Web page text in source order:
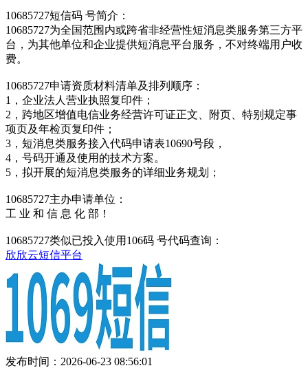
10685727短信码 号简介：
10685727为全国范围内或跨省非经营性短消息类服务第三方平
台，为其他单位和企业提供短消息平台服务，不对终端用户收
费。
10685727申请资质材料清单及排列顺序：
1，企业法人营业执照复印件；
2，跨地区增值电信业务经营许可证正文、附页、特别规定事
项页及年检页复印件；
3，短消息类服务接入代码申请表10690号段，
4，号码开通及使用的技术方案。
5，拟开展的短消息类服务的详细业务规划；
10685727主办申请单位：
工 业 和 信 息 化 部！
10685727类似已投入使用106码 号代码查询：
欣欣云短信平台
发布时间：2026-06-23 08:56:01